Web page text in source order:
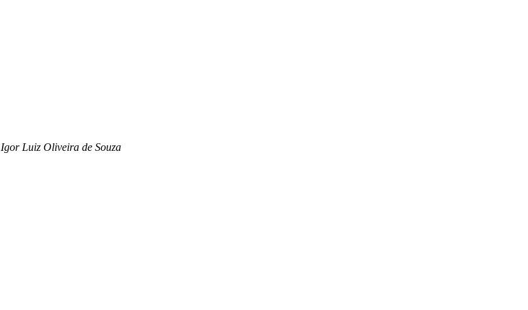
Igor Luiz Oliveira de Souza